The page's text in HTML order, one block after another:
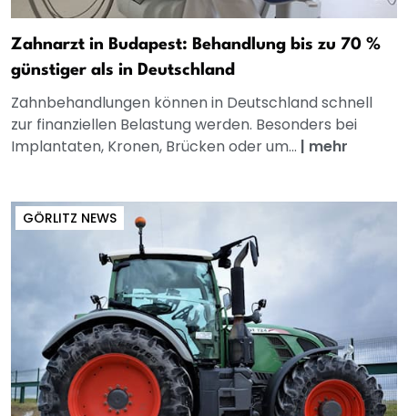
Zahnarzt in Budapest: Behandlung bis zu 70 %
günstiger als in Deutschland
Zahnbehandlungen können in Deutschland schnell
zur finanziellen Belastung werden. Besonders bei
Implantaten, Kronen, Brücken oder um... | mehr
GÖRLITZ NEWS